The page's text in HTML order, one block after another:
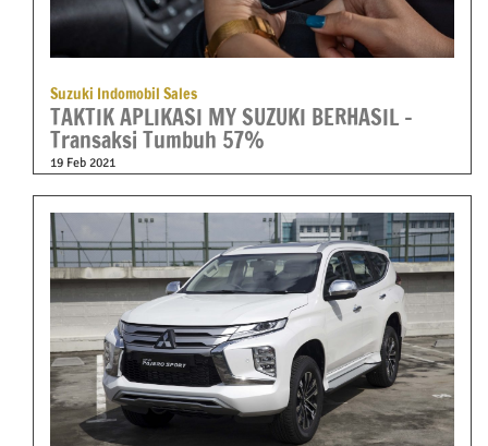
Suzuki Indomobil Sales
TAKTIK APLIKASI MY SUZUKI BERHASIL –
Transaksi Tumbuh 57%
19 Feb 2021